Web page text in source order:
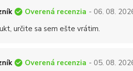
Overená recenzia - 06. 08.
určite sa sem ešte vrátim.
Overená recenzia - 05. 08.